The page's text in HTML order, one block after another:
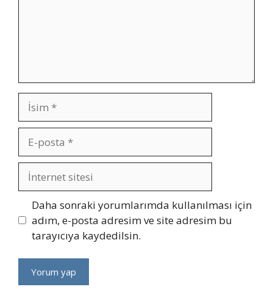
İsim
posta
İnternet
sitesi
Daha sonraki yorumlarımda kullanılması için
adım, e-posta adresim ve site adresim bu
tarayıcıya kaydedilsin.